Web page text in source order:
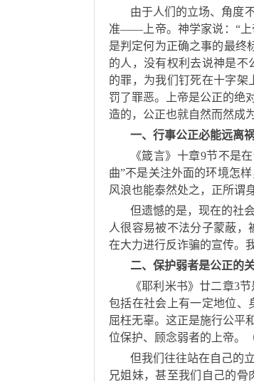
由于人们的立场、角度
准——上帝。神学家说：“上
是判定何为正确之事的最终
的人，没有权利去说神是不
的罪，为我们钉死在十字架
罚了罪恶。上帝是公正的绝
造的，公正也就自然而然成
一、行事公正必能远离
《箴言》十章9节不是
曲”不是关注外面的环境怎
风浪也能泰然处之，正所谓
但遗憾的是，现在的社
人很容易被不法分子蒙蔽
在大力进行反诈骗的宣传。
二、保护弱者是公正的
《耶利米书》廿二章3
包括在社会上有一定地位、
屈枉无辜。这正是施行公平
位保护、顾念弱者的上帝。
但我们往往站在自己的
兄姐妹，甚至我们自己的骨